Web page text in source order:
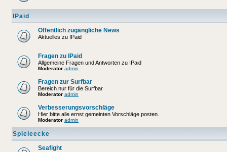
IPaid
Öffentlich zugängliche News
Aktuelles zu IPaid
Fragen zu IPaid
Allgemeine Fragen und Antworten zu IPaid
Moderator admin
Fragen zur Surfbar
Bereich nur für die Surfbar
Moderator admin
Verbesserungsvorschläge
Hier bitte alle ernst gemeinten Vorschläge posten.
Moderator admin
Spieleecke
Seafight